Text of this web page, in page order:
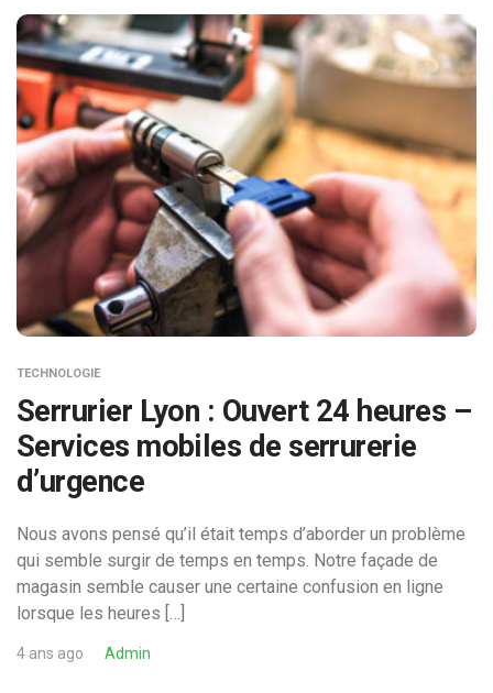
TECHNOLOGIE
Serrurier Lyon : Ouvert 24 heures –
Services mobiles de serrurerie
d’urgence
Nous avons pensé qu’il était temps d’aborder un problème
qui semble surgir de temps en temps. Notre façade de
magasin semble causer une certaine confusion en ligne
lorsque les heures […]
4 ans ago Admin